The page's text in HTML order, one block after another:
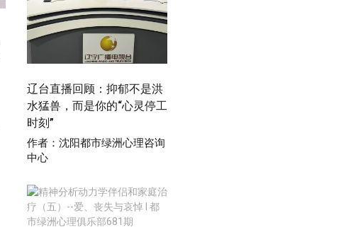
辽台直播回顾：抑郁不是洪
水猛兽，而是你的“心灵停工
时刻”
作者：沈阳都市绿洲心理咨询
中心